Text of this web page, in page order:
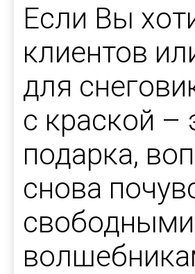
Если Вы
клиентов
для
с краской –
подарка,
снова